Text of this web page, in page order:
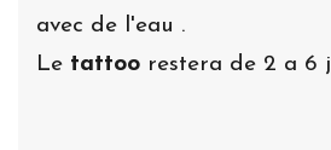
avec de l'eau .
Le tattoo restera de 2 a 6